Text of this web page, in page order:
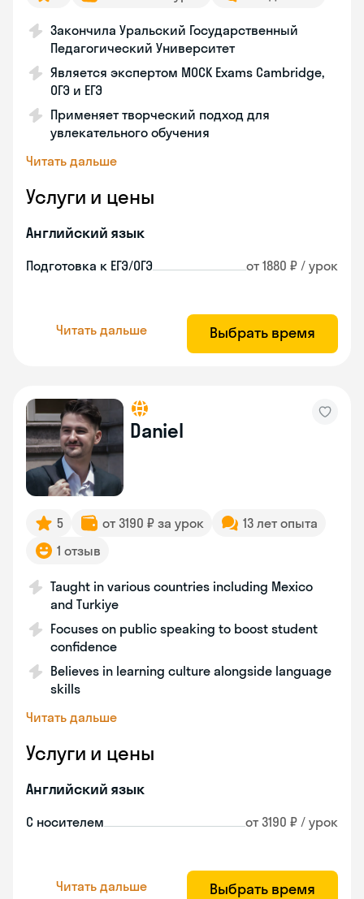
Закончила Уральский Государственный
Педагогический Университет
Является экспертом MOCK Exams Cambridge,
ОГЭ и ЕГЭ
Применяет творческий подход для
увлекательного обучения
Читать дальше
Услуги и цены
Английский язык
Подготовка к ЕГЭ/ОГЭ от 1880 ₽ / урок
Читать дальше Выбрать время
Daniel
5 от 3190 ₽ за урок
13 лет опыта
1 отзыв
Taught in various countries including Mexico
and Turkiye
Focuses on public speaking to boost student
confidence
Believes in learning culture alongside language
skills
Читать дальше
Услуги и цены
Английский язык
С носителем от 3190 ₽ / урок
Читать дальше Выбрать время